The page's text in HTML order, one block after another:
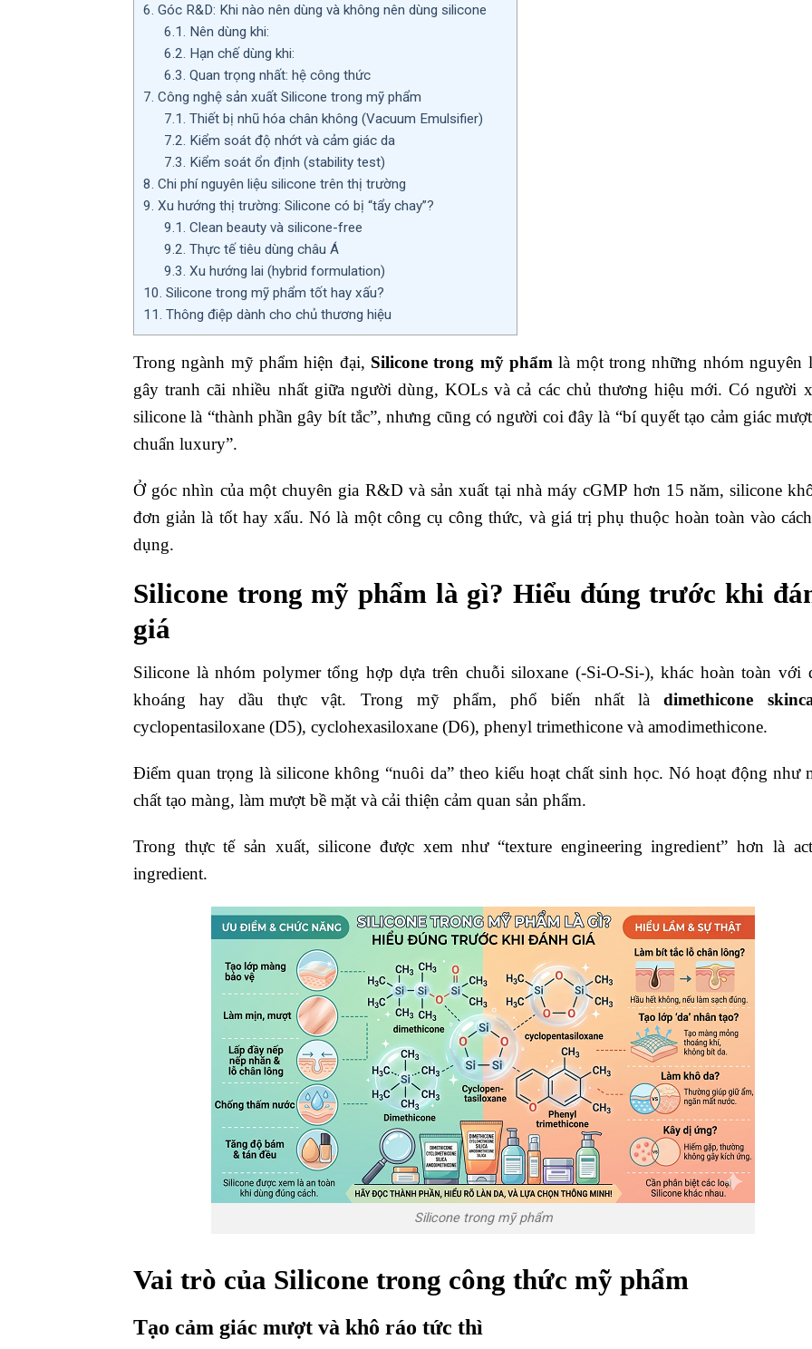
6. Góc R&D: Khi nào nên dùng và không nên dùng silicone
6.1. Nên dùng khi:
6.2. Hạn chế dùng khi:
6.3. Quan trọng nhất: hệ công thức
7. Công nghệ sản xuất Silicone trong mỹ phẩm
7.1. Thiết bị nhũ hóa chân không (Vacuum Emulsifier)
7.2. Kiểm soát độ nhớt và cảm giác da
7.3. Kiểm soát ổn định (stability test)
8. Chi phí nguyên liệu silicone trên thị trường
9. Xu hướng thị trường: Silicone có bị “tẩy chay”?
9.1. Clean beauty và silicone-free
9.2. Thực tế tiêu dùng châu Á
9.3. Xu hướng lai (hybrid formulation)
10. Silicone trong mỹ phẩm tốt hay xấu?
11. Thông điệp dành cho chủ thương hiệu
Trong ngành mỹ phẩm hiện đại, Silicone trong mỹ phẩm là một trong những nhóm nguyên
gây tranh cãi nhiều nhất giữa người dùng, KOLs và cả các chủ thương hiệu mới. Có người
silicone là “thành phần gây bít tắc”, nhưng cũng có người coi đây là “bí quyết tạo cảm giác
chuẩn luxury”.
Ở góc nhìn của một chuyên gia R&D và sản xuất tại nhà máy cGMP hơn 15 năm, silicone
đơn giản là tốt hay xấu. Nó là một công cụ công thức, và giá trị phụ thuộc hoàn toàn vào
dụng.
Silicone trong mỹ phẩm là gì? Hiểu đúng trước khi
giá
Silicone là nhóm polymer tổng hợp dựa trên chuỗi siloxane (-Si-O-Si-), khác hoàn toàn với
khoáng hay dầu thực vật. Trong mỹ phẩm, phổ biến nhất làdimethicone
cyclopentasiloxane (D5), cyclohexasiloxane (D6), phenyl trimethicone và amodimethicone.
Điểm quan trọng là silicone không “nuôi da” theo kiểu hoạt chất sinh học. Nó hoạt động như
chất tạo màng, làm mượt bề mặt và cải thiện cảm quan sản phẩm.
Trong thực tế sản xuất, silicone được xem như “texture engineering ingredient” hơn là
ingredient.
Silicone trong mỹ phẩm
Vai trò của Silicone trong công thức mỹ phẩm
Tạo cảm giác mượt và khô ráo tức thì